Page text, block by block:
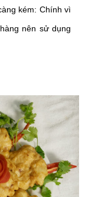
kém: Chính vì
nên sử dụng